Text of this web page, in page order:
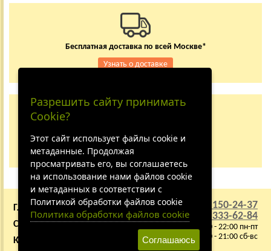
Бесплатная доставка по всей Москве*
Узнать о доставке
Заказывайте по телефону
8 (800) 333-62-84
Не дозвонились?
+7 (495) 150-24-37
8 (800) 333-62-84
9:00 - 22:00 пн-пт
10:00 - 21:00 сб-вс
ГЛАВНАЯ
О КОМПАНИИ
СОТРУДНИЧЕСТВО
ВАКАНСИИ
КАРТА САЙТА
Разрешить сайту принимать
Cookie?
Этот сайт использует файлы cookie и
метаданные. Продолжая
просматривать его, вы соглашаетесь
на использование нами файлов cookie
и метаданных в соответствии с
Политикой обработки файлов cookie
Политика обработки файлов cookie
Соглашаюсь